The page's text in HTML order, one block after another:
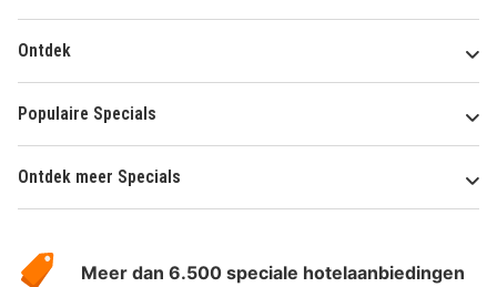
Ontdek
Populaire Specials
Ontdek meer Specials
HotelSpecials
Meer dan 6.500 speciale hotelaanbiedingen